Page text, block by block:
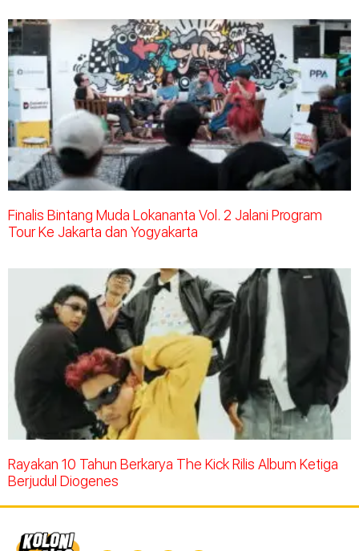
Finalis Bintang Muda Lokananta Vol. 2 Jalani Program
Tour Ke Jakarta dan Yogyakarta
Rayakan 10 Tahun Berkarya The Kick Rilis Album Ketiga
Berjudul Diogenes